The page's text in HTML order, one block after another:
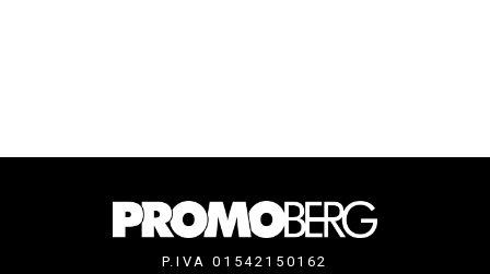
P.IVA 01542150162